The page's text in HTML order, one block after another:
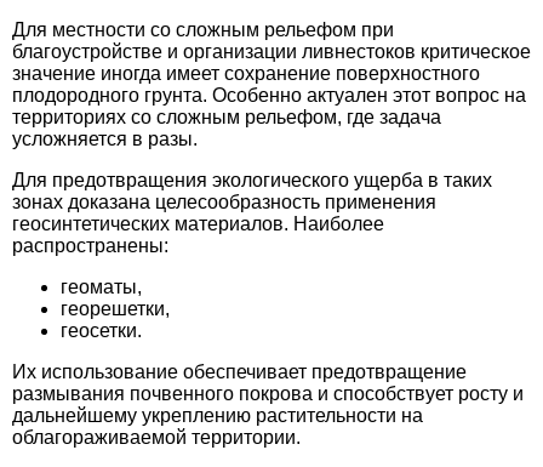
Для местности со сложным рельефом при
благоустройстве и организации ливнестоков критическое
значение иногда имеет сохранение поверхностного
плодородного грунта. Особенно актуален этот вопрос на
территориях со сложным рельефом, где задача
усложняется в разы.
Для предотвращения экологического ущерба в таких
зонах доказана целесообразность применения
геосинтетических материалов. Наиболее
распространены:
геоматы,
георешетки,
геосетки.
Их использование обеспечивает предотвращение
размывания почвенного покрова и способствует росту и
дальнейшему укреплению растительности на
облагораживаемой территории.